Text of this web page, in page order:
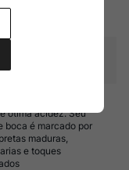
em barricas de
ótima acidez. Seu
boca é marcado por
maduras,
e toques